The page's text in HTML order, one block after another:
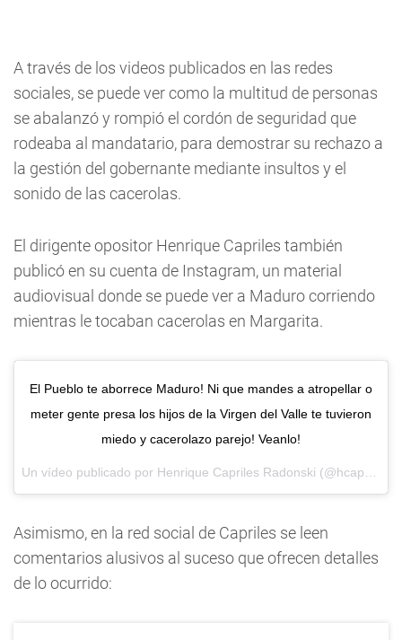
A través de los videos publicados en las redes
sociales, se puede ver como la multitud de personas
se abalanzó y rompió el cordón de seguridad que
rodeaba al mandatario, para demostrar su rechazo a
la gestión del gobernante mediante insultos y el
sonido de las cacerolas.
El dirigente opositor Henrique Capriles también
publicó en su cuenta de Instagram, un material
audiovisual donde se puede ver a Maduro corriendo
mientras le tocaban cacerolas en Margarita.
El Pueblo te aborrece Maduro! Ni que mandes a atropellar o
meter gente presa los hijos de la Virgen del Valle te tuvieron
miedo y cacerolazo parejo! Veanlo!
Asimismo, en la red social de Capriles se leen
comentarios alusivos al suceso que ofrecen detalles
de lo ocurrido: